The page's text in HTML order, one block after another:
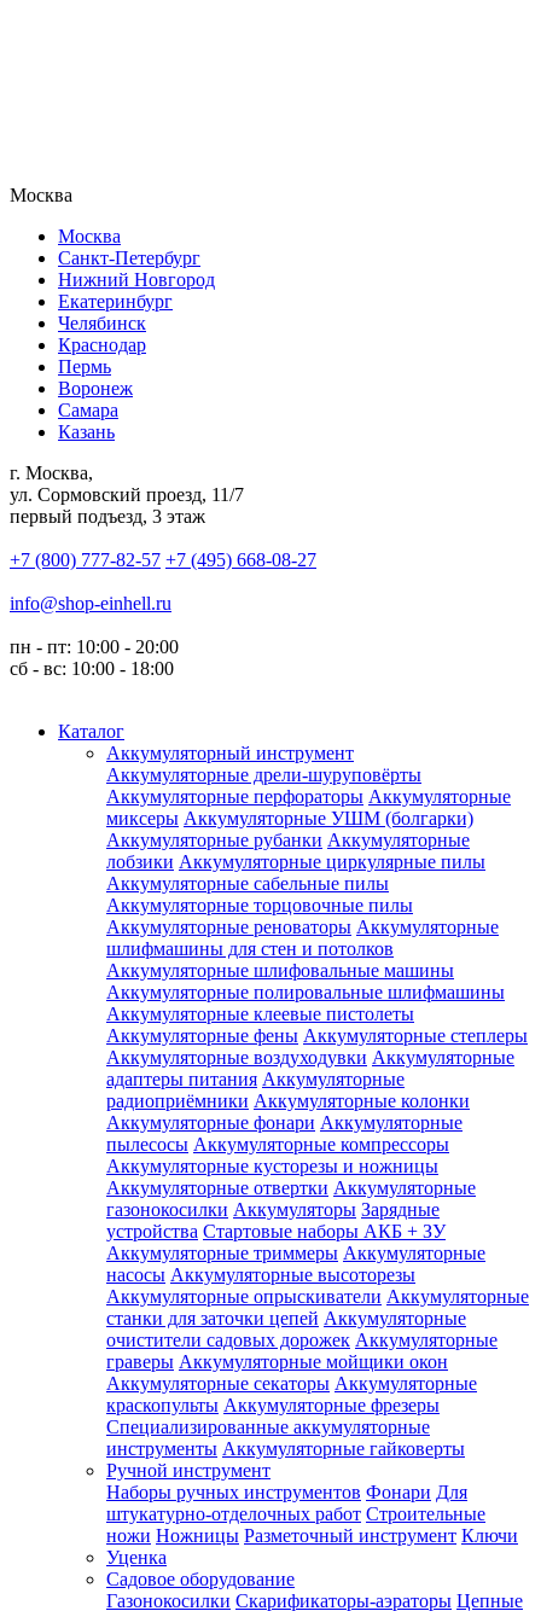
Москва
Москва
Санкт-Петербург
Нижний Новгород
Екатеринбург
Челябинск
Краснодар
Пермь
Воронеж
Самара
Казань
г. Москва,
ул. Сормовский проезд, 11/7
первый подъезд, 3 этаж
+7 (800) 777-82-57 +7 (495) 668-08-27
info@shop-einhell.ru
пн - пт: 10:00 - 20:00
сб - вс: 10:00 - 18:00
Каталог
Аккумуляторный инструмент
Аккумуляторные дрели-шуруповёрты
Аккумуляторные перфораторы Аккумуляторные
миксеры Аккумуляторные УШМ (болгарки)
Аккумуляторные рубанки Аккумуляторные
лобзики Аккумуляторные циркулярные пилы
Аккумуляторные сабельные пилы
Аккумуляторные торцовочные пилы
Аккумуляторные реноваторы Аккумуляторные
шлифмашины для стен и потолков
Аккумуляторные шлифовальные машины
Аккумуляторные полировальные шлифмашины
Аккумуляторные клеевые пистолеты
Аккумуляторные фены Аккумуляторные степлеры
Аккумуляторные воздуходувки Аккумуляторные
адаптеры питания Аккумуляторные
радиоприёмники Аккумуляторные колонки
Аккумуляторные фонари Аккумуляторные
пылесосы Аккумуляторные компрессоры
Аккумуляторные кусторезы и ножницы
Аккумуляторные отвертки Аккумуляторные
газонокосилки Аккумуляторы Зарядные
устройства Стартовые наборы АКБ + ЗУ
Аккумуляторные триммеры Аккумуляторные
насосы Аккумуляторные высоторезы
Аккумуляторные опрыскиватели Аккумуляторные
станки для заточки цепей Аккумуляторные
очистители садовых дорожек Аккумуляторные
граверы Аккумуляторные мойщики окон
Аккумуляторные секаторы Аккумуляторные
краскопульты Аккумуляторные фрезеры
Специализированные аккумуляторные
инструменты Аккумуляторные гайковерты
Ручной инструмент
Наборы ручных инструментов Фонари Для
штукатурно-отделочных работ Строительные
ножи Ножницы Разметочный инструмент Ключи
Уценка
Садовое оборудование
Газонокосилки Скарификаторы-аэраторы Цепные